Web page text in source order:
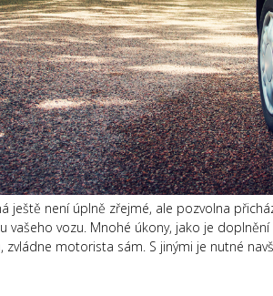
ještě není úplně zřejmé, ale pozvolna
vašeho vozu. Mnohé úkony, jako je
zvládne motorista sám. S jinými je nutné